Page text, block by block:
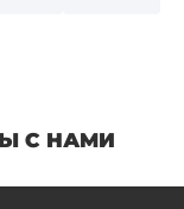
С НАМИ